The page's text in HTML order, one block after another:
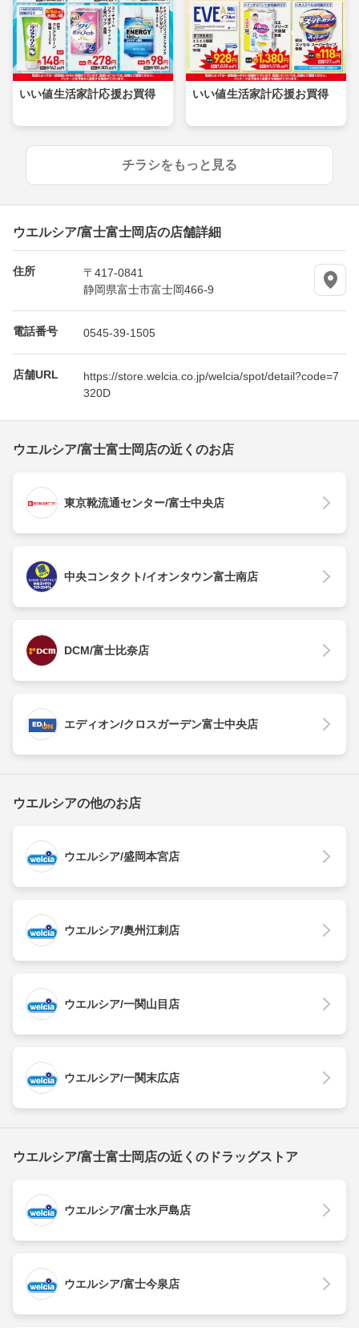
いい値生活家計応援お買得 いい値生活家計応援お買得
チラシをもっと見る
ウエルシア/富士富士岡店の店舗詳細
住所
〒417-0841
静岡県富士市富士岡466-9
電話番号 0545-39-1505
店舗URL
https://store.welcia.co.jp/welcia/spot/detail?code=7
320D
ウエルシア/富士富士岡店の近くのお店
東京靴流通センター/富士中央店
中央コンタクト/イオンタウン富士南店
DCM/富士比奈店
エディオン/クロスガーデン富士中央店
ウエルシアの他のお店
ウエルシア/盛岡本宮店
ウエルシア/奥州江刺店
ウエルシア/一関山目店
ウエルシア/一関末広店
ウエルシア/富士富士岡店の近くのドラッグストア
ウエルシア/富士水戸島店
ウエルシア/富士今泉店